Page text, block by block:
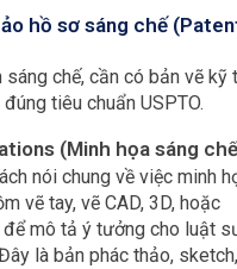
hồ sơ sáng chế
chế, cần có bản vẽ kỹ
tiêu chuẩn USPTO.
(Minh họa sáng
nói chung về việc minh
vẽ tay, vẽ CAD, 3D, hoặc
mô tả ý tưởng cho luật
là bản phác thảo,